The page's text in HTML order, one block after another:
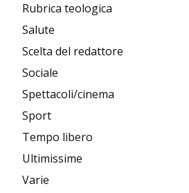
Rubrica teologica
Salute
Scelta del redattore
Sociale
Spettacoli/cinema
Sport
Tempo libero
Ultimissime
Varie